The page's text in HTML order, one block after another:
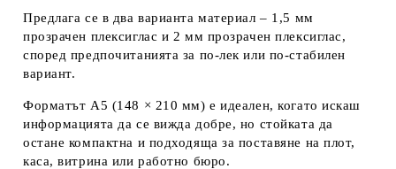
Предлага се в два варианта материал – 1,5 мм
прозрачен плексиглас и 2 мм прозрачен плексиглас,
според предпочитанията за по-лек или по-стабилен
вариант.
Форматът A5 (148 × 210 мм) е идеален, когато искаш
информацията да се вижда добре, но стойката да
остане компактна и подходяща за поставяне на плот,
каса, витрина или работно бюро.